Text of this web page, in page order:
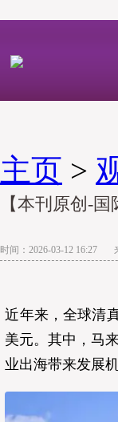
主页 >
【本刊原创-
时间：2026-03-12 16:27
近年来，全球清
美元。其中，马
业出海带来发展机